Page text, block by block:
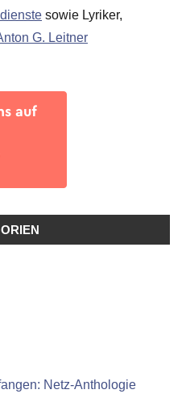
sowie Lyriker,
G. Leitner
Netz-Anthologie